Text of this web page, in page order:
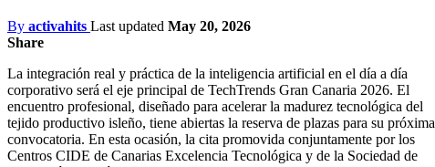
By activahits Last updated May 20, 2026
Share
La integración real y práctica de la inteligencia artificial en el día a día
corporativo será el eje principal de TechTrends Gran Canaria 2026. El
encuentro profesional, diseñado para acelerar la madurez tecnológica del
tejido productivo isleño, tiene abiertas la reserva de plazas para su próxima
convocatoria. En esta ocasión, la cita promovida conjuntamente por los
Centros CIDE de Canarias Excelencia Tecnológica y de la Sociedad de